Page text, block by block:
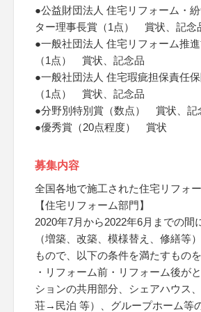
●公益財団法人 住宅リフォーム・
ター理事長賞（1点） 賞状、記念
●一般社団法人 住宅リフォーム推
（1点） 賞状、記念品
●一般社団法人 住宅瑕疵担保責任
（1点） 賞状、記念品
●分野別特別賞（数点） 賞状、記
●優秀賞（20点程度） 賞状
募集内容
全国各地で施工された住宅リフォ
【住宅リフォーム部門】
2020年7月から2022年6月までの間
（増築、改築、模様替え、修繕等
もので、以下の条件を満たすもの
・リフォーム前・リフォーム後が
ションの共用部分、シェアハウス
荘→民泊 等）、グループホーム等